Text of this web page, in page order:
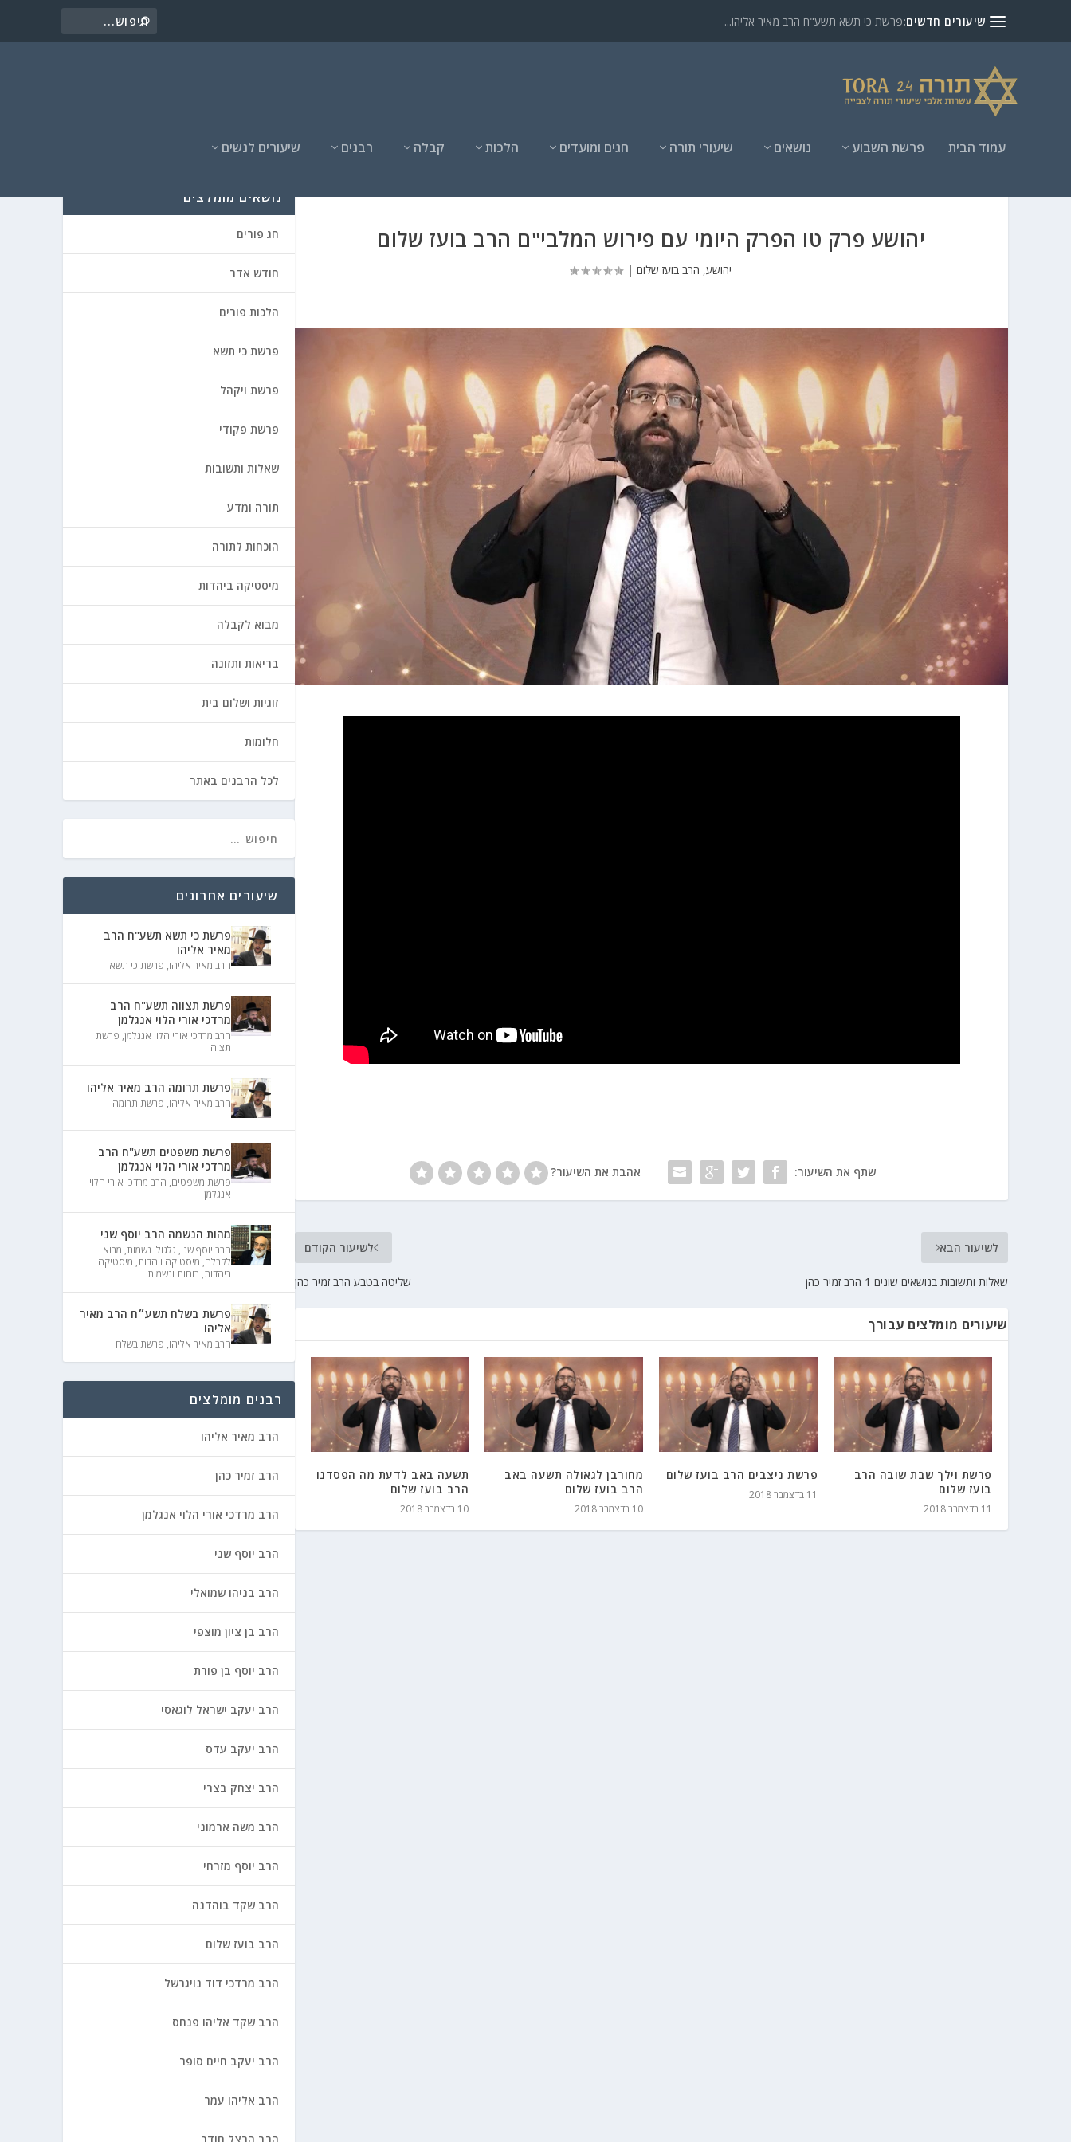
שיעורים חדשים:פרשת כי תשא תשע"ח הרב מאיר אליהו...
עמוד הבית פרשת השבוע נושאים שיעורי תורה חגים ומועדים הלכות קבלה רבנים שיעורים לנשים
יהושע פרק טו הפרק היומי עם פירוש המלבי"ם הרב בועז שלום
יהושע, הרב בועז שלום |
שתף את השיעור: אהבת את השיעור?
לשיעור הקודם
שליטה בטבע הרב זמיר כהן
לשיעור הבא
שאלות ותשובות בנושאים שונים 1 הרב זמיר כהן
שיעורים מומלצים עבורך
פרשת וילך שבת שובה הרב
בועז שלום
11 בדצמבר 2018
פרשת ניצבים הרב בועז שלום
11 בדצמבר 2018
מחורבן לגאולה תשעה באב
הרב בועז שלום
10 בדצמבר 2018
תשעה באב לדעת מה הפסדנו
הרב בועז שלום
10 בדצמבר 2018
נושאים מומלצים
חג פורים
חודש אדר
הלכות פורים
פרשת כי תשא
פרשת ויקהל
פרשת פקודי
שאלות ותשובות
תורה ומדע
הוכחות לתורה
מיסטיקה ביהדות
מבוא לקבלה
בריאות ותזונה
זוגיות ושלום בית
חלומות
לכל הרבנים באתר
שיעורים אחרונים
פרשת כי תשא תשע"ח הרב
מאיר אליהו
הרב מאיר אליהו, פרשת כי תשא
פרשת תצווה תשע"ח הרב
מרדכי אורי הלוי אנגלמן
הרב מרדכי אורי הלוי אנגלמן, פרשת
תצוה
פרשת תרומה הרב מאיר אליהו
הרב מאיר אליהו, פרשת תרומה
פרשת משפטים תשע"ח הרב
מרדכי אורי הלוי אנגלמן
פרשת משפטים, הרב מרדכי אורי הלוי
אנגלמן
מהות הנשמה הרב יוסף שני
הרב יוסף שני, גלגולי נשמות, מבוא
לקבלה, מיסטיקה ויהדות, מיסטיקה
ביהדות, רוחות ונשמות
פרשת בשלח תשע״ח הרב מאיר
אליהו
הרב מאיר אליהו, פרשת בשלח
רבנים מומלצים
הרב מאיר אליהו
הרב זמיר כהן
הרב מרדכי אורי הלוי אנגלמן
הרב יוסף שני
הרב בניהו שמואלי
הרב בן ציון מוצפי
הרב יוסף בן פורת
הרב יעקב ישראל לוגאסי
הרב יעקב עדס
הרב יצחק בצרי
הרב משה ארמוני
הרב יוסף מזרחי
הרב שקד בוהדנה
הרב בועז שלום
הרב מרדכי דוד נויגרשל
הרב שקד אליהו פנחס
הרב יעקב חיים סופר
הרב אליהו עמר